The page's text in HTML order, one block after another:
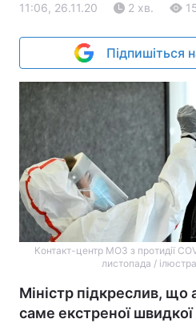
11:06, 26.11.20 2 хв.
Підпишіться
Контакт-центр МОЗ з протидії
листопада /
Міністр підкреслив, що
саме екстреної